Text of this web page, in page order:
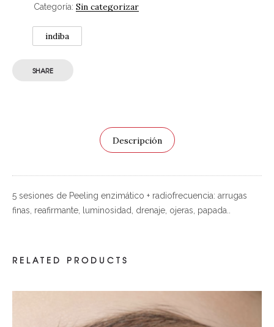
Categoría: Sin categorizar
indiba
SHARE
Descripción
5 sesiones de Peeling enzimático + radiofrecuencia: arrugas
finas, reafirmante, luminosidad, drenaje, ojeras, papada..
RELATED PRODUCTS